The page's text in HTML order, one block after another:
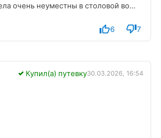
очень неуместны в столовой во
на мертвые тела животных. А во-
заказ, а не запоминать
привело к тому, что
6 7
Купил(а) путевку30.03.2026, 16:54